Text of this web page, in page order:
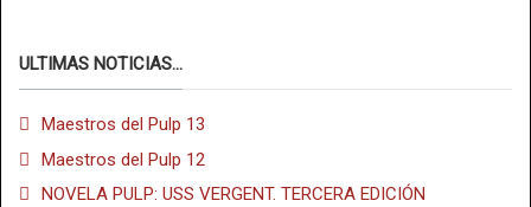
ULTIMAS NOTICIAS...
Maestros del Pulp 13
Maestros del Pulp 12
NOVELA PULP: USS VERGENT. TERCERA EDICIÓN